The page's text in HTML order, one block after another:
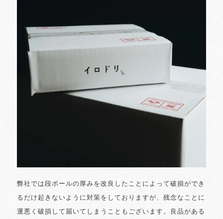
弊社では段ボールの厚みを改良したことによって破損ができ
るだけ起きないように対策をしておりますが、残念なことに
運悪く破損して届いてしまうこともございます。良品がある